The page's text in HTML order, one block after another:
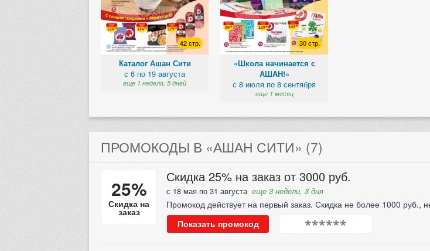
42 стр.
Каталог Ашан Сити
с 6 по 19 августа
еще 1 неделя, 5 дней
30 стр.
«Школа начинается с
АШАН!»
с 8 июля по 8 сентября
еще 1 месяц
ПРОМОКОДЫ В «АШАН СИТИ» (7)
25%
Скидка на
заказ
Скидка 25% на заказ от 3000 руб.
с 18 мая по 31 августа еще 3 недели, 3 дня
Промокод действует на первый заказ. Скидка не более 1000 руб.,
Показать промокод ******